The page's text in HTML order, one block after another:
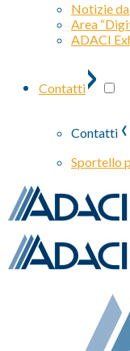
Notizie
Area
ADACI
Contatti›
Contatti
Sportello